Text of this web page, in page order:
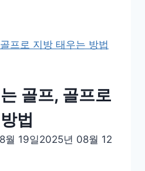
골프, 골프로
법
월 19일2025년 08월 12